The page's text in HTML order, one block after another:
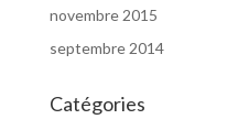
novembre 2015
septembre 2014
Catégories